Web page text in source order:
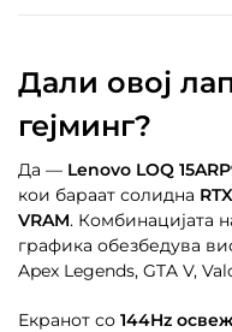
Дали овој
гејминг?
Да — Lenovo LOQ
кои бараат солидна
VRAM. Комбинацијата
графика обезбедува
Apex Legends, GTA V,
Екранот со 144Hz